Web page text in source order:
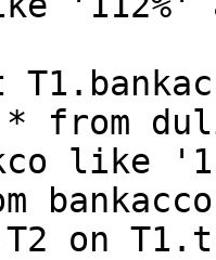
from
like
on